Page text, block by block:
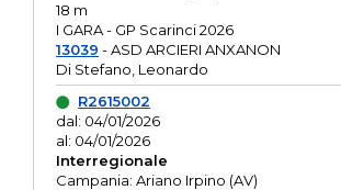
18 m
I GARA - GP Scarinci 2026
13039 - ASD ARCIERI ANXANON
Di Stefano, Leonardo
R2615002
dal: 04/01/2026
al: 04/01/2026
Interregionale
Campania: Ariano Irpino (AV)